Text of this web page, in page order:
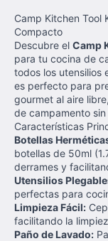
Camp Kitchen Tool
Compacto
Descubre el Camp
para tu cocina de
todos los utensilios
es perfecto para
gourmet al aire
de campamento sin
Características
Botellas
botellas de 50ml
derrames y
Utensilios
perfectas para
Limpieza Fácil:
facilitando la
Paño de Lavado: